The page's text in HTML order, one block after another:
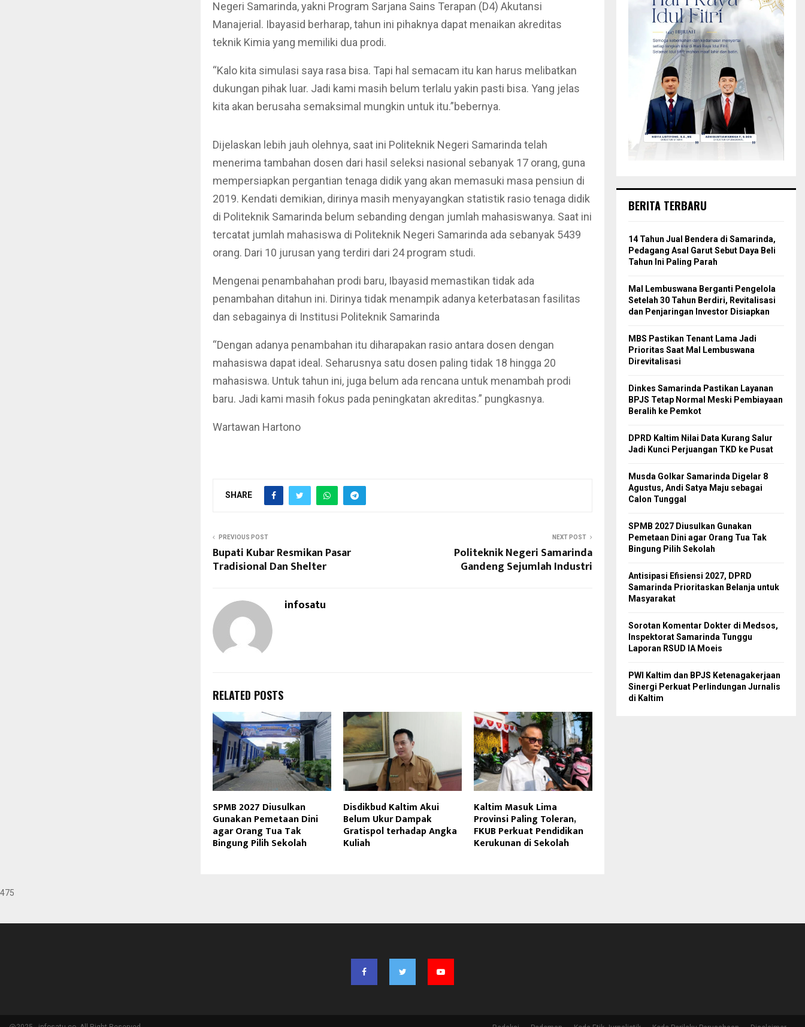
Negeri Samarinda, yakni Program Sarjana Sains Terapan (D4) Akutansi
Manajerial. Ibayasid berharap, tahun ini pihaknya dapat menaikan akreditas
teknik Kimia yang memiliki dua prodi.
“Kalo kita simulasi saya rasa bisa. Tapi hal semacam itu kan harus melibatkan
dukungan pihak luar. Jadi kami masih belum terlalu yakin pasti bisa. Yang jelas
kita akan berusaha semaksimal mungkin untuk itu.”bebernya.
Dijelaskan lebih jauh olehnya, saat ini Politeknik Negeri Samarinda telah
menerima tambahan dosen dari hasil seleksi nasional sebanyak 17 orang, guna
mempersiapkan pergantian tenaga didik yang akan memasuki masa pensiun di
2019. Kendati demikian, dirinya masih menyayangkan statistik rasio tenaga didik
di Politeknik Samarinda belum sebanding dengan jumlah mahasiswanya. Saat ini
tercatat jumlah mahasiswa di Politeknik Negeri Samarinda ada sebanyak 5439
orang. Dari 10 jurusan yang terdiri dari 24 program studi.
Mengenai penambahahan prodi baru, Ibayasid memastikan tidak ada
penambahan ditahun ini. Dirinya tidak menampik adanya keterbatasan fasilitas
dan sebagainya di Institusi Politeknik Samarinda
“Dengan adanya penambahan itu diharapakan rasio antara dosen dengan
mahasiswa dapat ideal. Seharusnya satu dosen paling tidak 18 hingga 20
mahasiswa. Untuk tahun ini, juga belum ada rencana untuk menambah prodi
baru. Jadi kami masih fokus pada peningkatan akreditas.” pungkasnya.
Wartawan Hartono
SHARE
PREVIOUS POST
Bupati Kubar Resmikan Pasar
Tradisional Dan Shelter
NEXT POST
Politeknik Negeri Samarinda
Gandeng Sejumlah Industri
infosatu
RELATED POSTS
SPMB 2027 Diusulkan
Gunakan Pemetaan Dini
agar Orang Tua Tak
Bingung Pilih Sekolah
Disdikbud Kaltim Akui
Belum Ukur Dampak
Gratispol terhadap Angka
Kuliah
Kaltim Masuk Lima
Provinsi Paling Toleran,
FKUB Perkuat Pendidikan
Kerukunan di Sekolah
BERITA TERBARU
14 Tahun Jual Bendera di Samarinda,
Pedagang Asal Garut Sebut Daya Beli
Tahun Ini Paling Parah
Mal Lembuswana Berganti Pengelola
Setelah 30 Tahun Berdiri, Revitalisasi
dan Penjaringan Investor Disiapkan
MBS Pastikan Tenant Lama Jadi
Prioritas Saat Mal Lembuswana
Direvitalisasi
Dinkes Samarinda Pastikan Layanan
BPJS Tetap Normal Meski Pembiayaan
Beralih ke Pemkot
DPRD Kaltim Nilai Data Kurang Salur
Jadi Kunci Perjuangan TKD ke Pusat
Musda Golkar Samarinda Digelar 8
Agustus, Andi Satya Maju sebagai
Calon Tunggal
SPMB 2027 Diusulkan Gunakan
Pemetaan Dini agar Orang Tua Tak
Bingung Pilih Sekolah
Antisipasi Efisiensi 2027, DPRD
Samarinda Prioritaskan Belanja untuk
Masyarakat
Sorotan Komentar Dokter di Medsos,
Inspektorat Samarinda Tunggu
Laporan RSUD IA Moeis
PWI Kaltim dan BPJS Ketenagakerjaan
Sinergi Perkuat Perlindungan Jurnalis
di Kaltim
475